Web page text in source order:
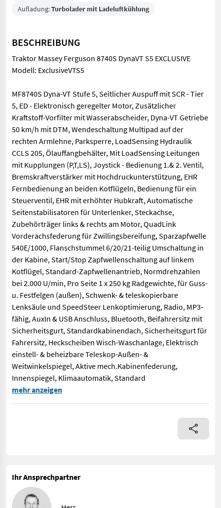
Aufladung:Turbolader mit Ladeluftkühlung
BESCHREIBUNG
Traktor Massey Ferguson 8740S DynaVT S5 EXCLUSIVE
Modell: ExclusiveVTS5
MF8740S Dyna-VT Stufe 5, Seitlicher Auspuff mit SCR - Tier
5, ED - Elektronisch geregelter Motor, Zusätzlicher
Kraftstoff-Vorfilter mit Wasserabscheider, Dyna-VT Getriebe
50 km/h mit DTM, Wendeschaltung Multipad auf der
rechten Armlehne, Parksperre, LoadSensing Hydraulik
CCLS 205, Ölauffangbehälter, Mit LoadSensing Leitungen
mit Kupplungen (P,T,LS), Joystick - Bedienung 1.& 2. Ventil,
Bremskraftverstärker mit Hochdruckunterstützung, EHR
Fernbedienung an beiden Kotflügeln, Bedienung für ein
Steuerventil, EHR mit erhöhter Hubkraft, Automatische
Seitenstabilisatoren für Unterlenker, Steckachse,
Zubehörträger links & rechts am Motor, QuadLink
Vorderachsfederung für Zwillingsbereifung, Sparzapfwelle
540E/1000, Flanschstummel 6/20/21-teilig Umschaltung in
der Kabine, Start/Stop Zapfwellenschaltung auf linkem
Kotflügel, Standard-Zapfwellenantrieb, Normdrehzahlen
bei 2.000 U/min, Pro Seite 1 x 250 kg Radgewichte, für Guss-
u. Festfelgen (außen), Schwenk- & teleskopierbare
Lenksäule und SpeedSteer Lenkoptimierung, Radio, MP3-
fähig, AuxIn & USB Anschluss, Bluetooth, Beifahrersitz mit
Sicherheitsgurt, Standardkabinendach, Sicherheitsgurt für
Fahrersitz, Heckscheiben Wisch-Waschanlage, Elektrisch
einstell- & beheizbare Teleskop-Außen- &
Weitwinkelspiegel, Aktive mech.Kabinenfederung,
Innenspiegel, Klimaautomatik, Standard
Traktor Massey Ferguson 8740S DynaVT S5 EXCLUSIVE
mehr anzeigen
Ihr Ansprechpartner